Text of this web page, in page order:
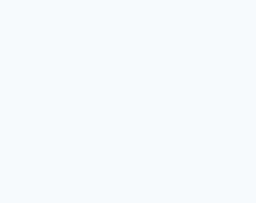
un papa que dijo que